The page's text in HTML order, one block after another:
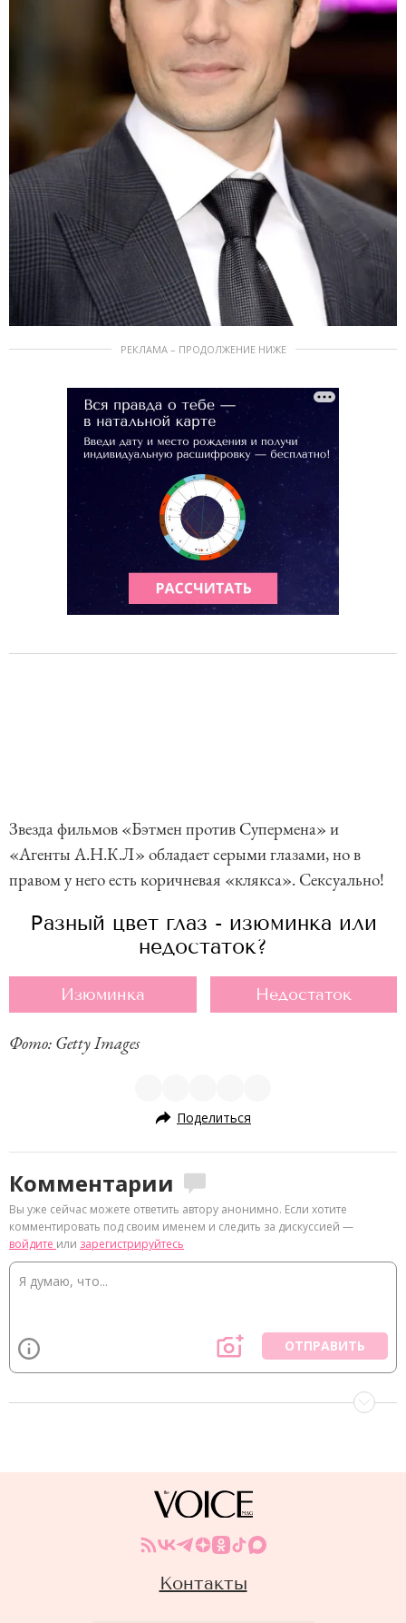
РЕКЛАМА – ПРОДОЛЖЕНИЕ НИЖЕ
Звезда фильмов «Бэтмен против Супермена» и
«Агенты А.Н.К.Л» обладает серыми глазами, но в
правом у него есть коричневая «клякса». Сексуально!
Разный цвет глаз - изюминка или
недостаток?
Изюминка Недостаток
Фото: Getty Images
Поделиться
Комментарии
Вы уже сейчас можете ответить автору анонимно. Если хотите
комментировать под своим именем и следить за дискуссией —
войдите или зарегистрируйтесь
ОТПРАВИТЬ
Контакты